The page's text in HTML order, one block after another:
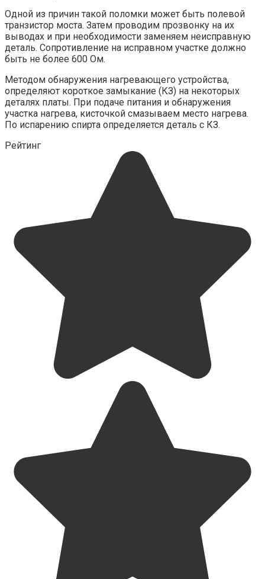
Одной из причин такой поломки может быть полевой
транзистор моста. Затем проводим прозвонку на их
выводах и при необходимости заменяем неисправную
деталь. Сопротивление на исправном участке должно
быть не более 600 Ом.
Методом обнаружения нагревающего устройства,
определяют короткое замыкание (КЗ) на некоторых
деталях платы. При подаче питания и обнаружения
участка нагрева, кисточкой смазываем место нагрева.
По испарению спирта определяется деталь с КЗ.
Рейтинг